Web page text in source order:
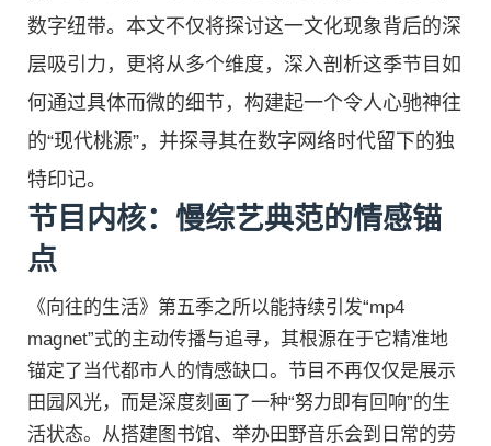
数字纽带。本文不仅将探讨这一文化现象背后的深
层吸引力，更将从多个维度，深入剖析这季节目如
何通过具体而微的细节，构建起一个令人心驰神往
的“现代桃源”，并探寻其在数字网络时代留下的独
特印记。
节目内核：慢综艺典范的情感锚
点
《向往的生活》第五季之所以能持续引发“mp4
magnet”式的主动传播与追寻，其根源在于它精准地
锚定了当代都市人的情感缺口。节目不再仅仅是展示
田园风光，而是深度刻画了一种“努力即有回响”的生
活状态。从搭建图书馆、举办田野音乐会到日常的劳